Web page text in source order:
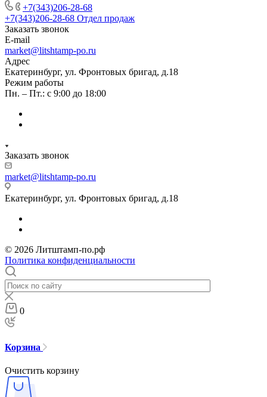
+7(343)206-28-68
+7(343)206-28-68 Отдел продаж
Заказать звонок
E-mail
market@litshtamp-po.ru
Адрес
Екатеринбург, ул. Фронтовых бригад, д.18
Режим работы
Пн. – Пт.: с 9:00 до 18:00
Заказать звонок
market@litshtamp-po.ru
Екатеринбург, ул. Фронтовых бригад, д.18
© 2026 Литштамп-по.рф
Политика конфиденциальности
0
Корзина
Очистить корзину